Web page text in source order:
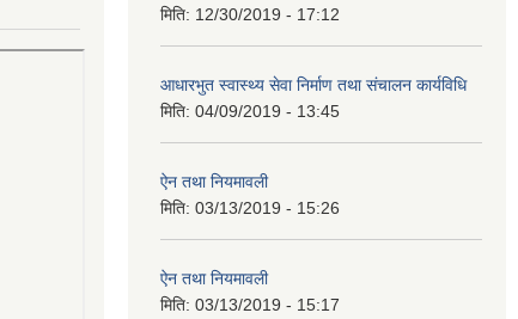
मिति: 12/30/2019 - 17:12
आधारभुत स्वास्थ्य सेवा निर्माण तथा संचालन कार्यविधि
मिति: 04/09/2019 - 13:45
ऐन तथा नियमावली
मिति: 03/13/2019 - 15:26
ऐन तथा नियमावली
मिति: 03/13/2019 - 15:17